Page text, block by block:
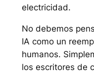
electricidad.
No debemos
IA como un
humanos.
los escritores de